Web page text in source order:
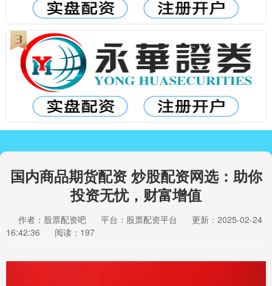
国内商品期货配资 炒股配资网选：助你
投资无忧，财富增值
作者：股票配资吧 平台：股票配资平台
更新：2025-02-24
16:42:36
阅读：197